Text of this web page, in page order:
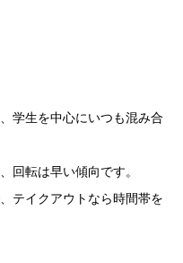
学生を中心にいつも混み合
回転は早い傾向です。
テイクアウトなら時間帯を